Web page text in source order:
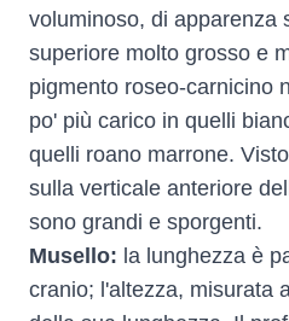
voluminoso, di apparenza
superiore molto grosso e
pigmento roseo-carnicino
po' più carico in quelli
quelli roano marrone.
sulla verticale anteriore
sono grandi e sporgenti.
Musello: la lunghezza è
cranio; l'altezza, misurata